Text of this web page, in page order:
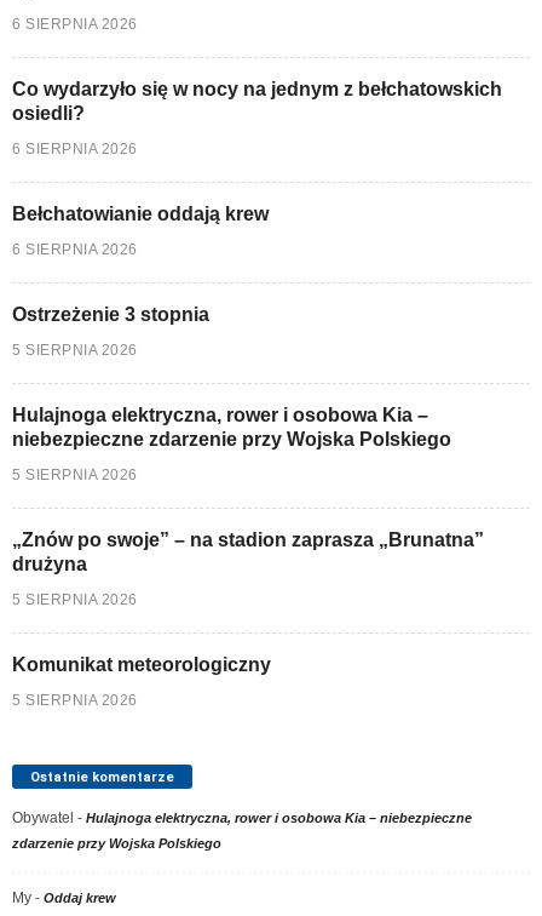
6 SIERPNIA 2026
Co wydarzyło się w nocy na jednym z bełchatowskich
osiedli?
6 SIERPNIA 2026
Bełchatowianie oddają krew
6 SIERPNIA 2026
Ostrzeżenie 3 stopnia
5 SIERPNIA 2026
Hulajnoga elektryczna, rower i osobowa Kia –
niebezpieczne zdarzenie przy Wojska Polskiego
5 SIERPNIA 2026
„Znów po swoje” – na stadion zaprasza „Brunatna”
drużyna
5 SIERPNIA 2026
Komunikat meteorologiczny
5 SIERPNIA 2026
Ostatnie komentarze
Obywatel - Hulajnoga elektryczna, rower i osobowa Kia – niebezpieczne
zdarzenie przy Wojska Polskiego
My - Oddaj krew